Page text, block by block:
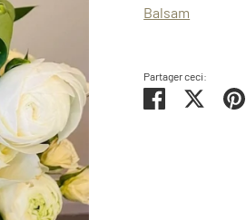
Balsam
Partager ceci:
Partager